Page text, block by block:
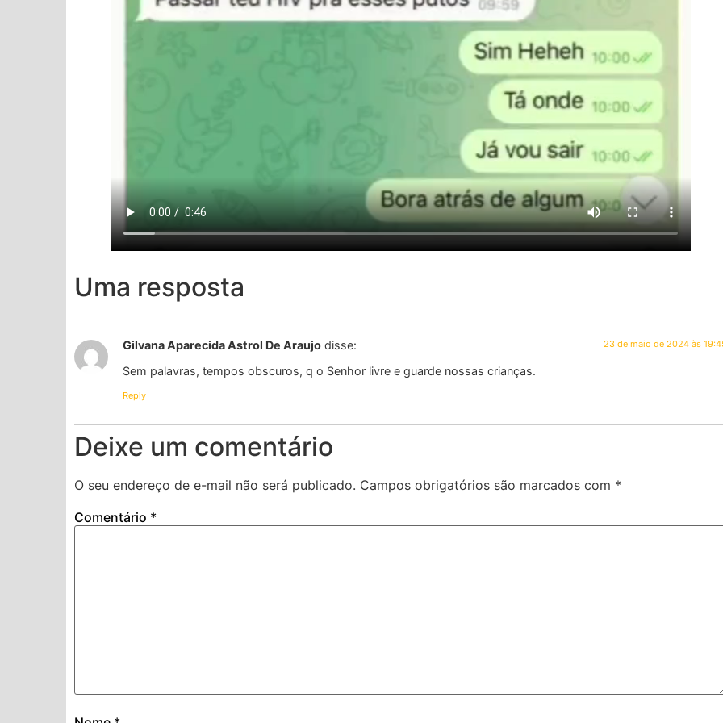
Uma resposta
Gilvana Aparecida Astrol De Araujo disse: 23 de maio de 2024 às
Sem palavras, tempos obscuros, q o Senhor livre e guarde nossas crianças.
Reply
Deixe um comentário
O seu endereço de e-mail não será publicado. Campos obrigatórios são marcados com *
Comentário *